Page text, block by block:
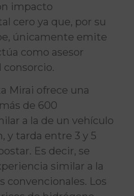
impacto
cero ya que, por su
únicamente emite
como asesor
Mirai ofrece una
de 600
a la de un vehículo
y tarda entre 3 y 5
Es decir, se
similar a la
convencionales. Los